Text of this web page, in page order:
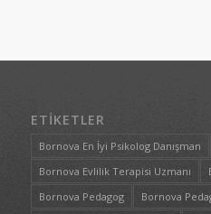
ETIKETLER
Bornova En İyi Psikolog Danışman
Bornova Evlilik Terapisi Uzmanı
Bornova Pedagog
Bornova